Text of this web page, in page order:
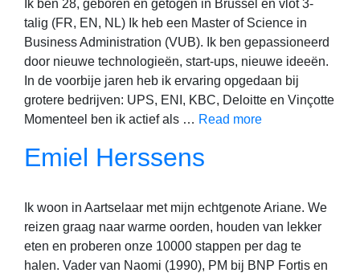
Ik ben 28, geboren en getogen in Brussel en vlot 3-
talig (FR, EN, NL) Ik heb een Master of Science in
Business Administration (VUB). Ik ben gepassioneerd
door nieuwe technologieën, start-ups, nieuwe ideeën.
In de voorbije jaren heb ik ervaring opgedaan bij
grotere bedrijven: UPS, ENI, KBC, Deloitte en Vinçotte
Momenteel ben ik actief als … Read more
Emiel Herssens
Ik woon in Aartselaar met mijn echtgenote Ariane. We
reizen graag naar warme oorden, houden van lekker
eten en proberen onze 10000 stappen per dag te
halen. Vader van Naomi (1990), PM bij BNP Fortis en